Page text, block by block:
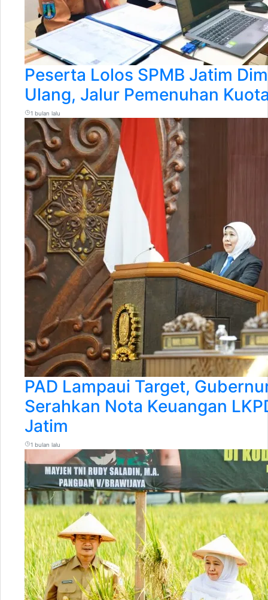
Peserta Lolos SPMB Jatim
Ulang, Jalur Pemenuhan
1 bulan lalu
PAD Lampaui Target,
Serahkan Nota Keuangan
Jatim
1 bulan lalu